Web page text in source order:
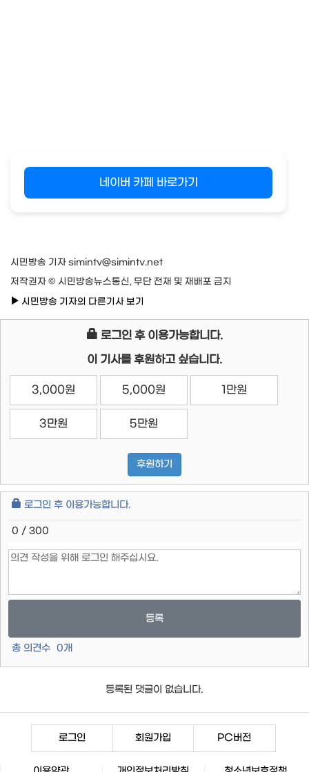
네이버 카페 바로가기
시민방송 기자 simintv@simintv.net
저작권자 © 시민방송뉴스통신, 무단 전재 및 재배포 금지
시민방송 기자의 다른기사 보기
로그인 후 이용가능합니다.
이 기사를 후원하고 싶습니다.
3,000원 5,000원 1만원
3만원 5만원
후원하기
로그인 후 이용가능합니다.
0 / 300
등록
총 의견수 0개
등록된 댓글이 없습니다.
로그인 회원가입 PC버전